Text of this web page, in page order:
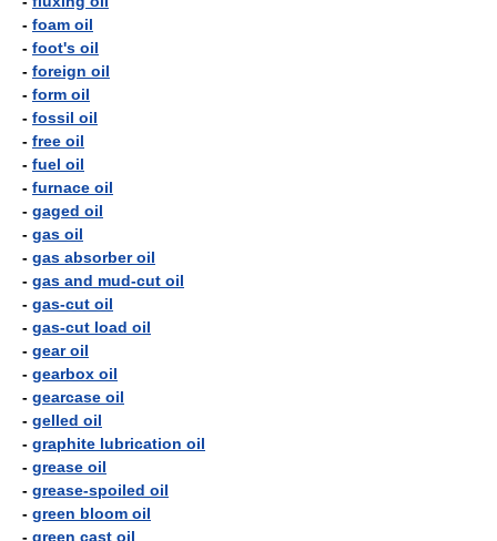
- foam oil
- foot's oil
- foreign oil
- form oil
- fossil oil
- free oil
- fuel oil
- furnace oil
- gaged oil
- gas oil
- gas absorber oil
- gas and mud-cut oil
- gas-cut oil
- gas-cut load oil
- gear oil
- gearbox oil
- gearcase oil
- gelled oil
- graphite lubrication oil
- grease oil
- grease-spoiled oil
- green bloom oil
- green cast oil